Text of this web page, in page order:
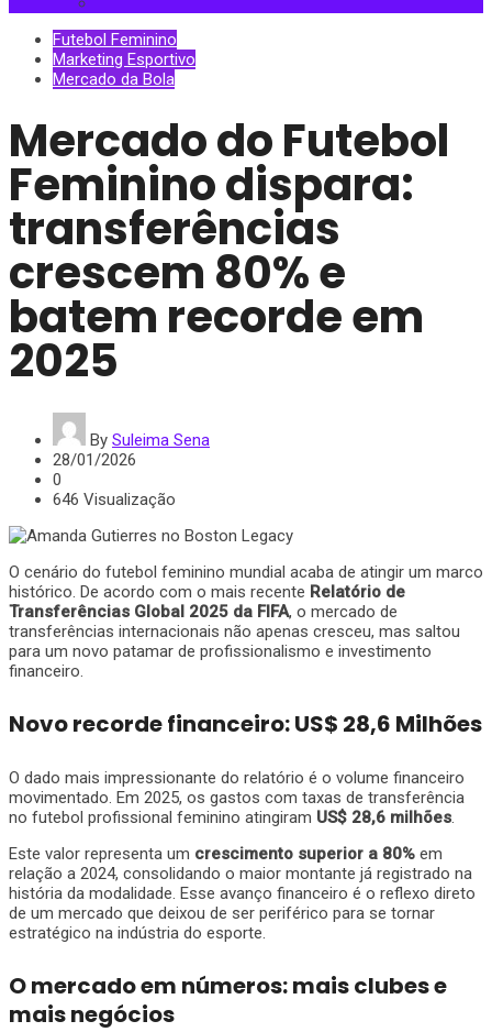
Futebol Feminino
Marketing Esportivo
Mercado da Bola
Mercado do Futebol
Feminino dispara:
transferências
crescem 80% e
batem recorde em
2025
By Suleima Sena
28/01/2026
0
646 Visualização
O cenário do futebol feminino mundial acaba de atingir um marco
histórico. De acordo com o mais recente Relatório de
Transferências Global 2025 da FIFA, o mercado de
transferências internacionais não apenas cresceu, mas saltou
para um novo patamar de profissionalismo e investimento
financeiro.
Novo recorde financeiro: US$ 28,6 Milhões
O dado mais impressionante do relatório é o volume financeiro
movimentado. Em 2025, os gastos com taxas de transferência
no futebol profissional feminino atingiram US$ 28,6 milhões.
Este valor representa um crescimento superior a 80% em
relação a 2024, consolidando o maior montante já registrado na
história da modalidade. Esse avanço financeiro é o reflexo direto
de um mercado que deixou de ser periférico para se tornar
estratégico na indústria do esporte.
O mercado em números: mais clubes e
mais negócios